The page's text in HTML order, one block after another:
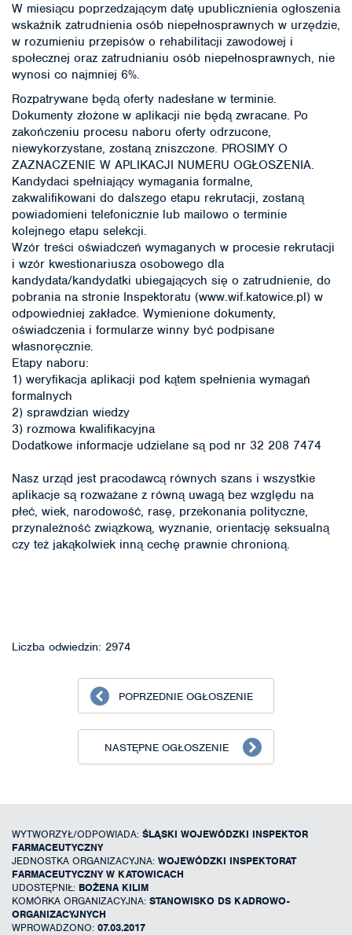
W miesiącu poprzedzającym datę upublicznienia ogłoszenia
wskaźnik zatrudnienia osób niepełnosprawnych w urzędzie,
w rozumieniu przepisów o rehabilitacji zawodowej i
społecznej oraz zatrudnianiu osób niepełnosprawnych, nie
wynosi co najmniej 6%.
Rozpatrywane będą oferty nadesłane w terminie.
Dokumenty złożone w aplikacji nie będą zwracane. Po
zakończeniu procesu naboru oferty odrzucone,
niewykorzystane, zostaną zniszczone. PROSIMY O
ZAZNACZENIE W APLIKACJI NUMERU OGŁOSZENIA.
Kandydaci spełniający wymagania formalne,
zakwalifikowani do dalszego etapu rekrutacji, zostaną
powiadomieni telefonicznie lub mailowo o terminie
kolejnego etapu selekcji.
Wzór treści oświadczeń wymaganych w procesie rekrutacji
i wzór kwestionariusza osobowego dla
kandydata/kandydatki ubiegających się o zatrudnienie, do
pobrania na stronie Inspektoratu (www.wif.katowice.pl) w
odpowiedniej zakładce. Wymienione dokumenty,
oświadczenia i formularze winny być podpisane
własnoręcznie.
Etapy naboru:
1) weryfikacja aplikacji pod kątem spełnienia wymagań
formalnych
2) sprawdzian wiedzy
3) rozmowa kwalifikacyjna
Dodatkowe informacje udzielane są pod nr 32 208 7474
Nasz urząd jest pracodawcą równych szans i wszystkie
aplikacje są rozważane z równą uwagą bez względu na
płeć, wiek, narodowość, rasę, przekonania polityczne,
przynależność związkową, wyznanie, orientację seksualną
czy też jakąkolwiek inną cechę prawnie chronioną.
Liczba odwiedzin: 2974
POPRZEDNIE OGŁOSZENIE
NASTĘPNE OGŁOSZENIE
WYTWORZYŁ/ODPOWIADA: ŚLĄSKI WOJEWÓDZKI INSPEKTOR
FARMACEUTYCZNY
JEDNOSTKA ORGANIZACYJNA: WOJEWÓDZKI INSPEKTORAT
FARMACEUTYCZNY W KATOWICACH
UDOSTĘPNIŁ: BOŻENA KILIM
KOMÓRKA ORGANIZACYJNA: STANOWISKO DS KADROWO-
ORGANIZACYJNYCH
WPROWADZONO: 07.03.2017